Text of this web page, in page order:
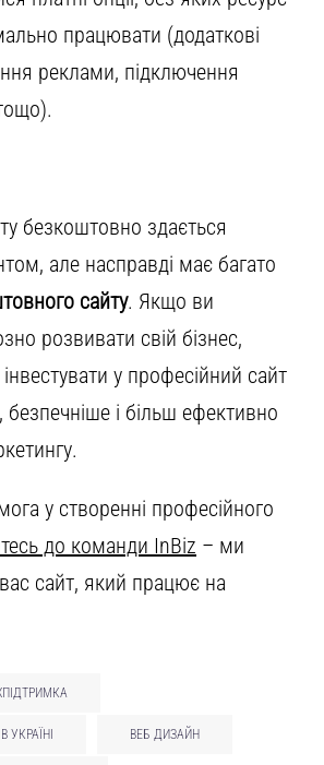
працювати (додаткові
реклами, підключення
безкоштовно здається
але насправді має багато
сайту. Якщо ви
розвивати свій бізнес,
у професійний сайт
безпечніше і більш ефективно
у створенні професійного
до команди InBiz – ми
сайт, який працює на
УКРАЇНІ ВЕБ ДИЗАЙН